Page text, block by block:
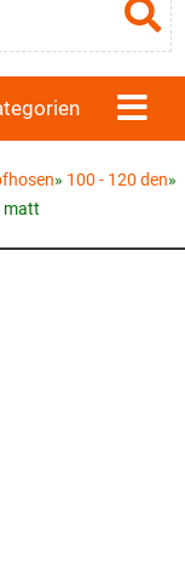
» 100 - 120 den»
matt